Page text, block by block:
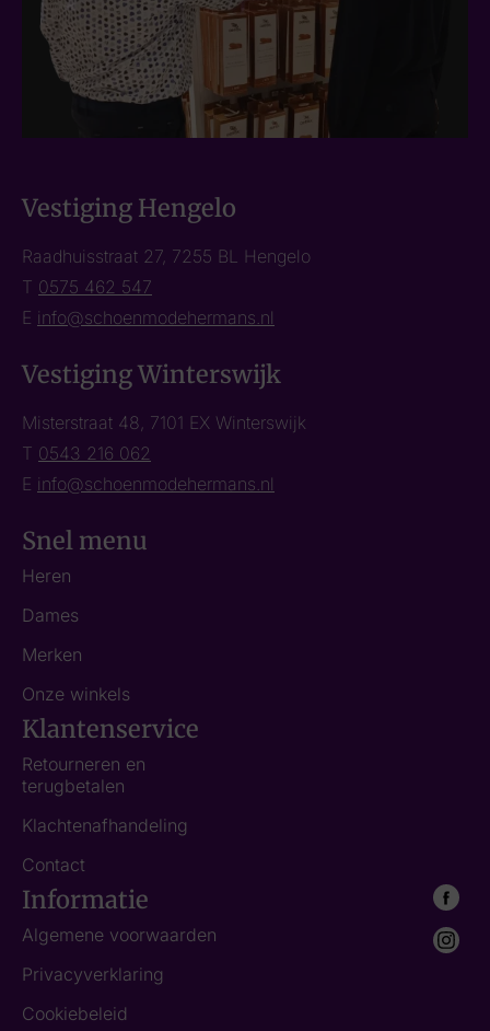
Vestiging Hengelo
Raadhuisstraat 27, 7255 BL Hengelo
T 0575 462 547
E info@schoenmodehermans.nl
Vestiging Winterswijk
Misterstraat 48, 7101 EX Winterswijk
T 0543 216 062
E info@schoenmodehermans.nl
Snel menu
Heren
Dames
Merken
Onze winkels
Klantenservice
Retourneren en
terugbetalen
Klachtenafhandeling
Contact
Informatie
Algemene voorwaarden
Privacyverklaring
Cookiebeleid